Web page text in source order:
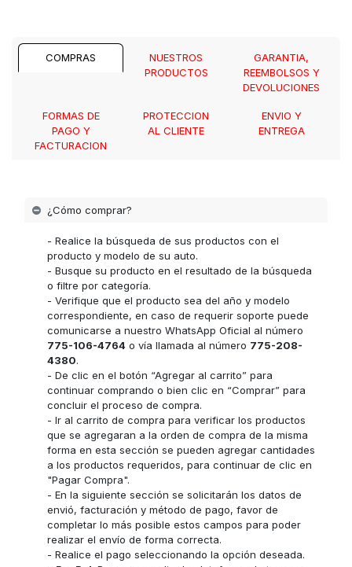
COMPRAS
NUESTROS
PRODUCTOS
GARANTIA,
REEMBOLSOS Y
DEVOLUCIONES
FORMAS DE
PAGO Y
FACTURACION
PROTECCION
AL CLIENTE
ENVIO Y
ENTREGA
¿Cómo comprar?
- Realice la búsqueda de sus productos con el
producto y modelo de su auto.
- Busque su producto en el resultado de la búsqueda
o filtre por categoría.
- Verifique que el producto sea del año y modelo
correspondiente, en caso de requerir soporte puede
comunicarse a nuestro WhatsApp Oficial al número
775-106-4764 o vía llamada al número 775-208-
4380.
- De clic en el botón “Agregar al carrito” para
continuar comprando o bien clic en “Comprar” para
concluir el proceso de compra.
- Ir al carrito de compra para verificar los productos
que se agregaran a la orden de compra de la misma
forma en esta sección se pueden agregar cantidades
a los productos requeridos, para continuar de clic en
"Pagar Compra".
- En la siguiente sección se solicitarán los datos de
envió, facturación y método de pago, favor de
completar lo más posible estos campos para poder
realizar el envío de forma correcta.
- Realice el pago seleccionando la opción deseada.